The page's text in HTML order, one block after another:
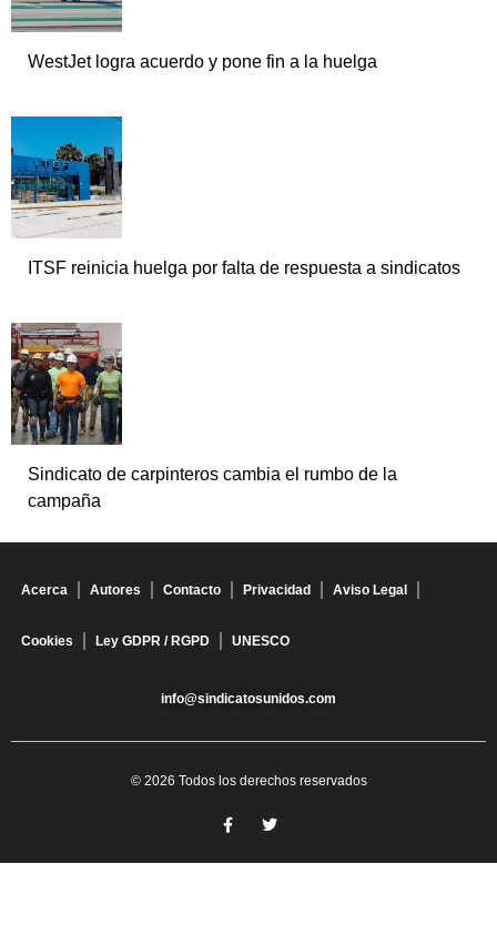
WestJet logra acuerdo y pone fin a la huelga
ITSF reinicia huelga por falta de respuesta a sindicatos
Sindicato de carpinteros cambia el rumbo de la
campaña
Acerca Autores Contacto Privacidad Aviso Legal
Cookies Ley GDPR / RGPD UNESCO
info@sindicatosunidos.com
© 2026 Todos los derechos reservados